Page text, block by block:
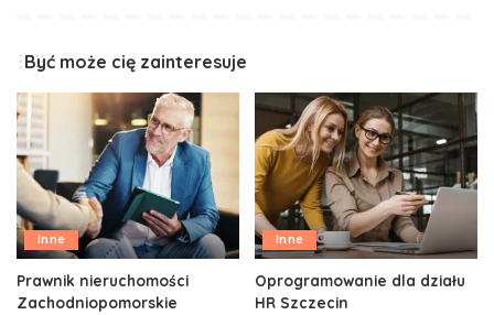
Być może cię zainteresuje
Inne
Prawnik nieruchomości
Zachodniopomorskie
Inne
Oprogramowanie dla działu
HR Szczecin